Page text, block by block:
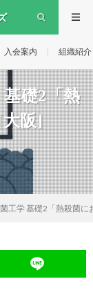
入会案内 組織紹介
基礎2「熱
阪]
工学 基礎2「熱殺菌